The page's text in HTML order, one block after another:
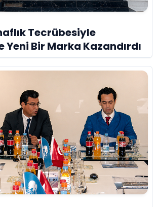
Tecrübesiyle
Yeni Bir Marka Kazandırdı